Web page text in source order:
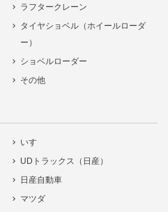
ラフタークレーン
タイヤショベル（ホイールローダ
ー）
ショベルローダー
その他
いすゞ
UDトラックス（日産）
日産自動車
マツダ